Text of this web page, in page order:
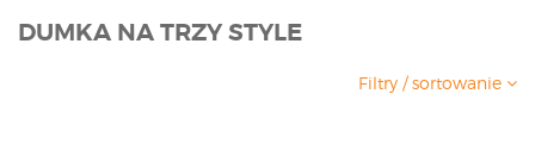
DUMKA NA TRZY STYLE
Filtry / sortowanie